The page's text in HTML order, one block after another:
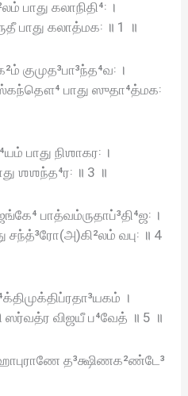
பாது கலாநிதி⁴꞉ ।
பாது கலாத்மக꞉ ॥ 1 ॥
குமுத³பா³ந்த⁴வ꞉ ।
பாது ஸுதா⁴த்மக꞉
பாது நிஶாகர꞉ ।
ஶஶந்த⁴ர꞉ ॥ 3 ॥
பாத்வம்ருதாப்³தி⁴ஜ꞉ ।
சந்த்³ரோ(அ)கி²லம் வபு꞉ ॥ 4
।
ஸர்வத்ர விஜயீ ப⁴வேத் ॥ 5 ॥
த³க்ஷிணக²ண்டே³